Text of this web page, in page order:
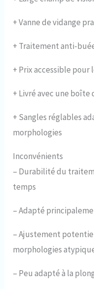
+Vanne de vidange
+ Traitement anti-
+ Prix accessible pour
+ Livré avec une
+ Sangles réglables
morphologies
Inconvénients
– Durabilité du
temps
–Adapté
–Ajustement
morphologies
– Peu adapté à la